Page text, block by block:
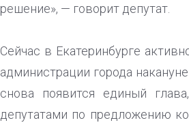
решение», — говорит депутат.
Сейчас в Екатеринбурге
администрации города
снова появится единый
депутатами по предложению